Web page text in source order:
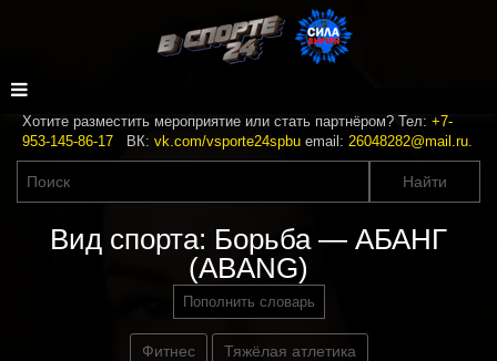
Хотите разместить мероприятие или стать партнёром? Тел: +7-
953-145-86-17 ВК: vk.com/vsporte24spbu email: 26048282@mail.ru.
Вид спорта: Борьба — АБАНГ
(ABANG)
Пополнить словарь
Фитнес Тяжёлая атлетика